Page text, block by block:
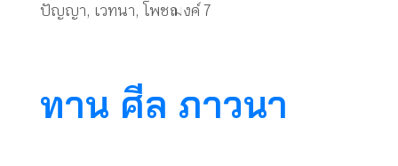
ปัญญา, เวทนา, โพชฌงค์ 7
ทาน ศีล ภาวนา